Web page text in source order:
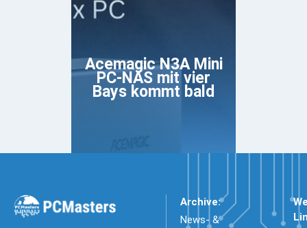
Acemagic N3A Mini
PC-NAS mit vier
Bays kommt bald
Archive:
News- &